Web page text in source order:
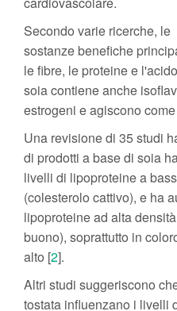
Secondo varie ricerche, le
sostanze benefiche
le fibre, le proteine e
soia contiene anche
estrogeni e agiscono
Una revisione di 35 studi
di prodotti a base di soia
livelli di lipoproteine a
(colesterolo cattivo), e ha
lipoproteine ad alta
buono), soprattutto in
alto [2].
Altri studi suggeriscono
tostata influenzano i livelli